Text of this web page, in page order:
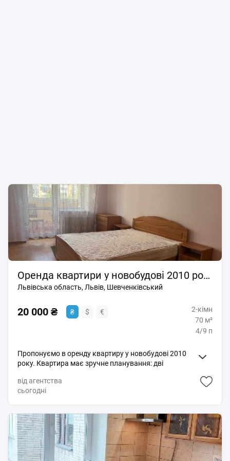
Оренда квартири у новобудові 2010 року
Львівська область, Львів, Шевченківський
20 000 ₴ ₴ $ €
2-кімн
70 м²
4/9 п
Пропонуємо в оренду квартиру у новобудові 2010
року. Квартира має зручне планування: дві
кімнату та лоджію. Житло світл та доглянуте.
Оснащене необхідними меблями та побутовою
природного світла, а затишний інтер'єр створює
комфортну атмосферу для проживання. Будинок
розташований у Шевченківському районі з добре
розвиненою інфраструктурою. Поруч магазини,
супермаркети, громадський транспорт, школи,
від агентства
сьогодні